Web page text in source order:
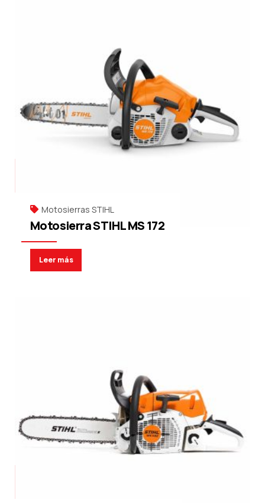
Motosierras STIHL
Motosierra STIHL MS 172
Leer más